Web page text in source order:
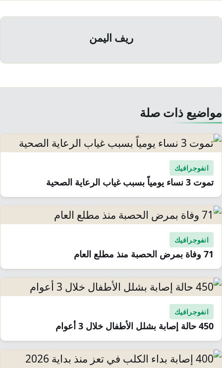
ريف اليمن
مواضيع ذات صلة
انفوجرافيك
تموت 3 نساء يومياً بسبب غياب الرعاية الصحية
انفوجرافيك
71 وفاة بمرض الحصبة منذ مطلع العام
انفوجرافيك
450 حالة إصابة بشلل الأطفال خلال 3 أعوام